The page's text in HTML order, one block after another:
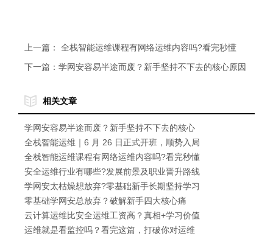
上一篇： 全栈智能运维课程有网络运维内容吗?看完秒懂
下一篇： 学网安容易半途而废？新手坚持不下去的核心原因
相关文章
学网安容易半途而废？新手坚持不下去的核心
原因
全栈智能运维｜6 月 26 日正式开班，顺势入局
高薪新赛道
全栈智能运维课程有网络运维内容吗?看完秒懂
安全运维行业有哪些?发展前景及职业晋升路线
详解
学网安太枯燥想放弃?零基础新手长期坚持学习
的高效技巧
零基础学网安总放弃？破解新手四大核心痛
点，轻松坚持入门
云计算运维比安全运维工资高？真相+学习价值
全解析
运维就是看监控吗？看完这篇，打破你对运维